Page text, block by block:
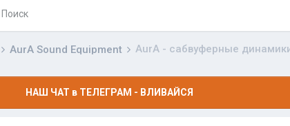
Поиск
AurA Sound Equipment AurA - сабвуферные
НАШ ЧАТ в ТЕЛЕГРАМ - ВЛИВАЙСЯ